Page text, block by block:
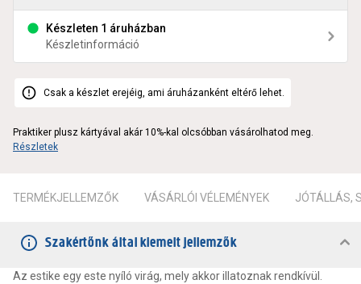
Készleten 1 áruházban
Készletinformáció
Csak a készlet erejéig, ami áruházanként eltérő lehet.
Praktiker plusz kártyával akár 10%-kal olcsóbban vásárolhatod meg.
Részletek
TERMÉKJELLEMZŐK VÁSÁRLÓI VÉLEMÉNYEK JÓTÁLLÁS,
Szakértőnk által kiemelt jellemzők
Az estike egy este nyíló virág, mely akkor illatoznak rendkívül.